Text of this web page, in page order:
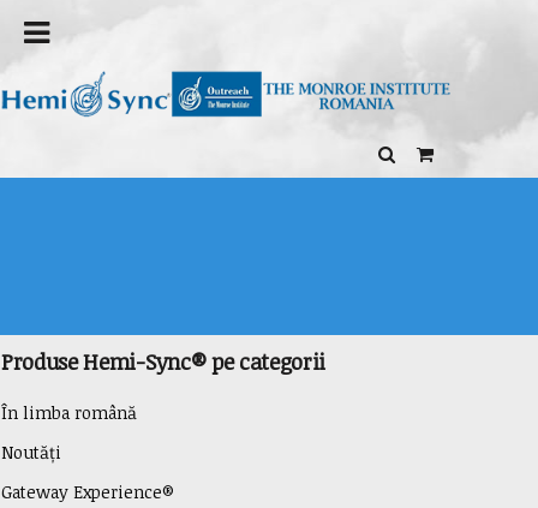
Stroke Recovery
Stroke Recovery
Produse Hemi-Sync® pe categorii
În limba română
Noutăți
Gateway Experience®